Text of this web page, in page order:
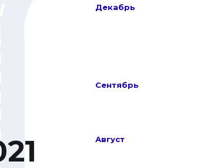
Декабрь
Сентябрь
Август